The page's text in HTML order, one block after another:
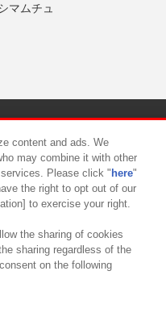
マムチュ
マーハラスメント対応方針
content and ads. We
may combine it with other
Please click " here"
the right to opt out of our
to exercise your right.
the sharing of cookies
sharing regardless of the
on the following